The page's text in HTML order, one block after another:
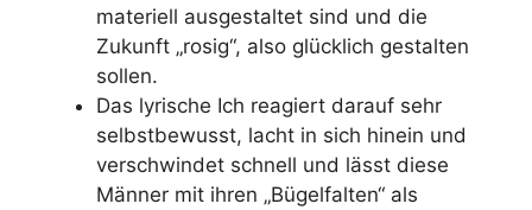
materiell ausgestaltet sind und die
Zukunft „rosig“, also glücklich gestalten
sollen.
Das lyrische Ich reagiert darauf sehr
selbstbewusst, lacht in sich hinein und
verschwindet schnell und lässt diese
Männer mit ihren „Bügelfalten“ als